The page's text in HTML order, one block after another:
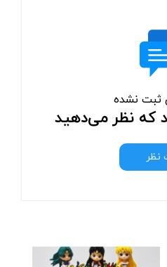
ثبت نشده
که نظر می‌دهید
نظر